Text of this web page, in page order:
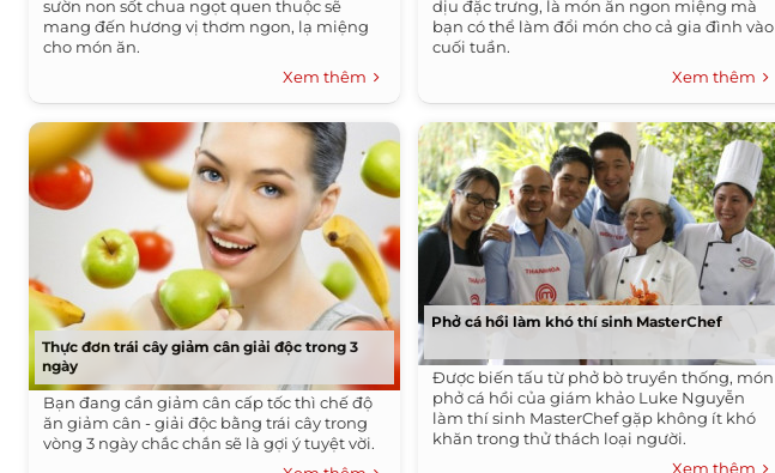
sườn non sốt chua ngọt quen thuộc sẽ
mang đến hương vị thơm ngon, lạ miệng
cho món ăn.
Xem thêm
Thực đơn trái cây giảm cân giải độc trong 3
ngày
Bạn đang cần giảm cân cấp tốc thì chế độ
ăn giảm cân - giải độc bằng trái cây trong
vòng 3 ngày chắc chắn sẽ là gợi ý tuyệt vời.
dịu đặc trưng, là món ăn ngon miệng mà
bạn có thể làm đổi món cho cả gia đình vào
cuối tuần.
Xem thêm
Phở cá hồi làm khó thí sinh MasterChef
Được biến tấu từ phở bò truyền thống, món
phở cá hồi của giám khảo Luke Nguyễn
làm thí sinh MasterChef gặp không ít khó
khăn trong thử thách loại người.
Xem thêm